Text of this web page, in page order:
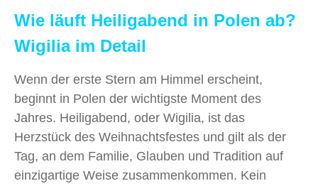
Wie läuft Heiligabend in Polen ab?
Wigilia im Detail
Wenn der erste Stern am Himmel erscheint,
beginnt in Polen der wichtigste Moment des
Jahres. Heiligabend, oder Wigilia, ist das
Herzstück des Weihnachtsfestes und gilt als der
Tag, an dem Familie, Glauben und Tradition auf
einzigartige Weise zusammenkommen. Kein